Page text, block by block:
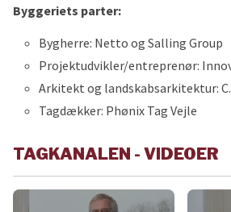
Byggeriets parter:
Bygherre: Netto og Salling Group
Projektudvikler/entreprenør:
Arkitekt og landskabsarkitektur:
Tagdækker: Phønix Tag Vejle
TAGKANALEN - VIDEOER